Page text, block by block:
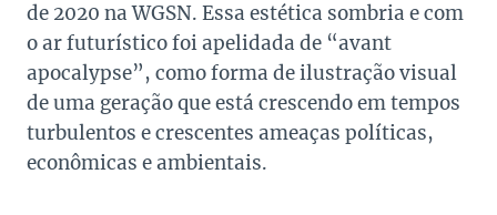
de 2020 na WGSN. Essa estética sombria e com
o ar futurístico foi apelidada de “avant
apocalypse”, como forma de ilustração visual
de uma geração que está crescendo em tempos
turbulentos e crescentes ameaças políticas,
econômicas e ambientais.